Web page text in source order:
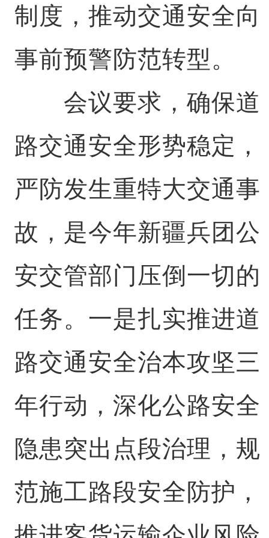
制度，推动交通安全向
事前预警防范转型。
会议要求，确保道
路交通安全形势稳定，
严防发生重特大交通事
故，是今年新疆兵团公
安交管部门压倒一切的
任务。一是扎实推进道
路交通安全治本攻坚三
年行动，深化公路安全
隐患突出点段治理，规
范施工路段安全防护，